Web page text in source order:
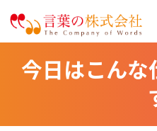
今日はこんな